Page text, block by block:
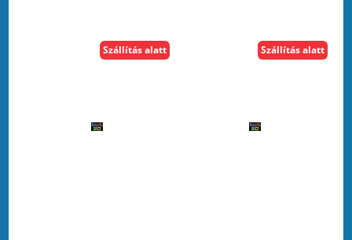
Szállítás alatt Szállítás alatt